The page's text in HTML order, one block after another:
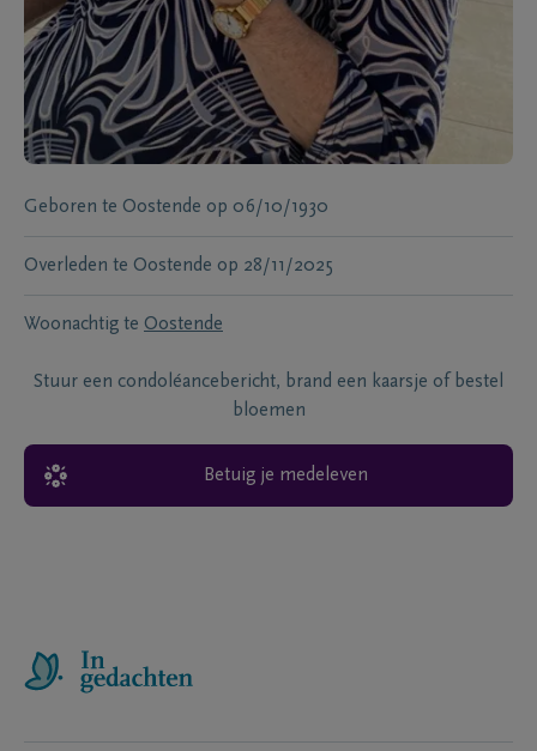
Geboren te Oostende op 06/10/1930
Overleden te Oostende op 28/11/2025
Woonachtig te Oostende
Stuur een condoléancebericht, brand een kaarsje of bestel
bloemen
Betuig je medeleven